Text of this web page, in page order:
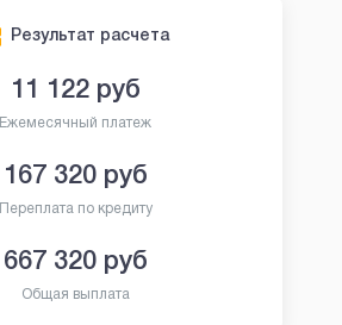
Результат расчета
11 122руб
Ежемесячный платеж
167 320руб
Переплата по кредиту
667 320руб
Общая выплата